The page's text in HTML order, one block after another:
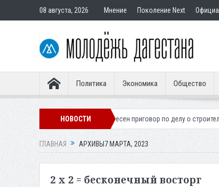
08 августа, 2026 Мнение Поколение Next
Политика Экономика Общество
НОВОСТИ
легионера Вынесен приговор по делу о строительстве
ГЛАВНАЯ АРХИВЫ7 МАРТА, 2023
2 x 2 = бесконечный восторг